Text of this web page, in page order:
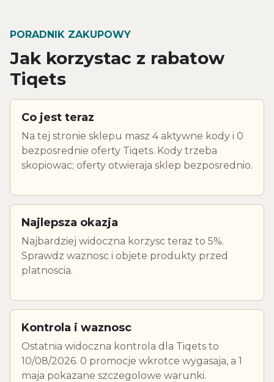
PORADNIK ZAKUPOWY
Jak korzystac z rabatow
Tiqets
Co jest teraz
Na tej stronie sklepu masz 4 aktywne kody i 0
bezposrednie oferty Tiqets. Kody trzeba
skopiowac; oferty otwieraja sklep bezposrednio.
Najlepsza okazja
Najbardziej widoczna korzysc teraz to 5%.
Sprawdz waznosc i objete produkty przed
platnoscia.
Kontrola i waznosc
Ostatnia widoczna kontrola dla Tiqets to
10/08/2026. 0 promocje wkrotce wygasaja, a 1
maja pokazane szczegolowe warunki.